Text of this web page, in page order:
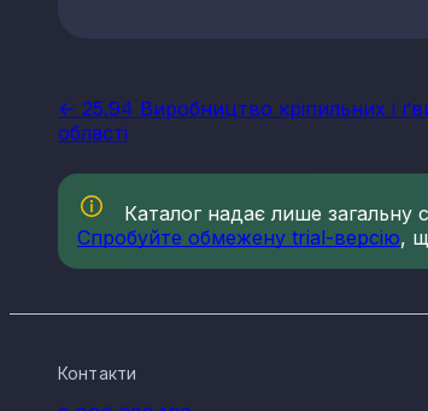
<- 25.94 Виробництво кріпильних і
області
Каталог надає лише загальну
Спробуйте обмежену trial-версію,
Контакти